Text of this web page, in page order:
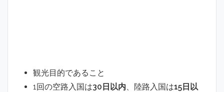
観光目的であること
1回の空路入国は30日以内 、陸路入国は15日以